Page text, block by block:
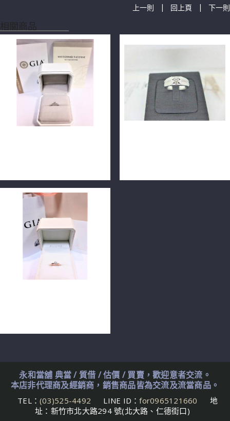
上一則 | 回上頁 | 下一則
相關商品
永和當舖 典當 / 質借 / 估價 / 買賣，歡迎意者交流。
本店非代理商及經銷商，銷售商品皆為交流及流當商品。
TEL： (03)525-4492 LINE ID：for0965121660
地
址：新竹市北大路294 號(北大路、仁德街口)